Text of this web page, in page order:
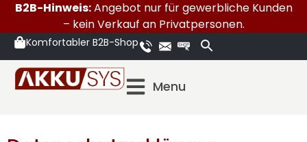
B2B-Hinweis:Angebot nur für gewerbliche Kunden
– kein Verkauf an Privatpersonen.
Komfortabler B2B-Shop
Menu